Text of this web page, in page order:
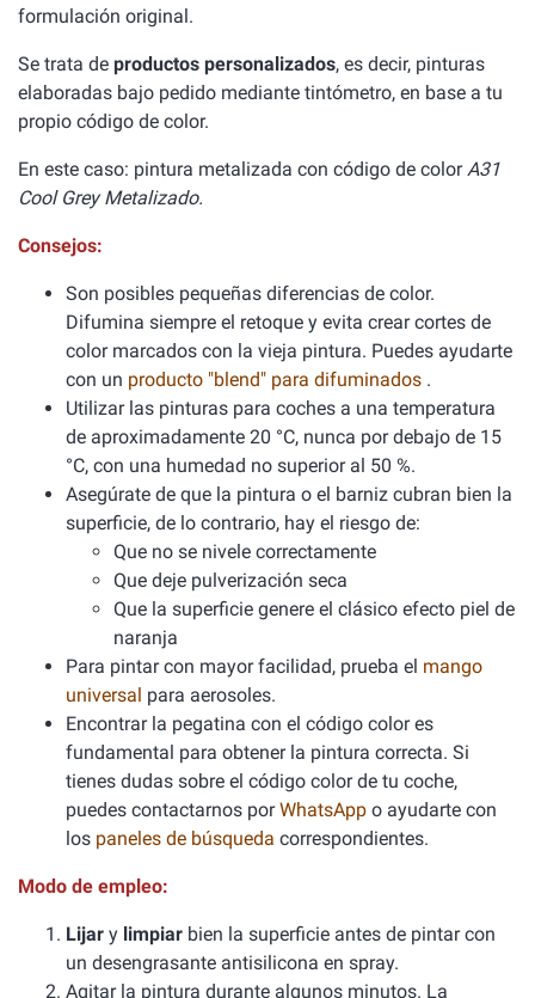
formulación original.
Se trata de productos personalizados, es decir, pinturas
elaboradas bajo pedido mediante tintómetro, en base a tu
propio código de color.
En este caso: pintura metalizada con código de colorA31
Cool Grey Metalizado.
Consejos:
Son posibles pequeñas diferencias de color.
Difumina siempre el retoque y evita crear cortes de
color marcados con la vieja pintura. Puedes ayudarte
con un producto "blend" para difuminados .
Utilizar las pinturas para coches a una temperatura
de aproximadamente 20 °C, nunca por debajo de 15
°C, con una humedad no superior al 50 %.
Asegúrate de que la pintura o el barniz cubran bien la
superficie, de lo contrario, hay el riesgo de:
Que no se nivele correctamente
Que deje pulverización seca
Que la superficie genere el clásico efecto piel de
naranja
Para pintar con mayor facilidad, prueba el mango
universal para aerosoles.
Encontrar la pegatina con el código color es
fundamental para obtener la pintura correcta. Si
tienes dudas sobre el código color de tu coche,
puedes contactarnos porWhatsApp o ayudarte con
los paneles de búsqueda correspondientes.
Modo de empleo:
Lijar y limpiar bien la superficie antes de pintar con
un desengrasante antisilicona en spray.
Agitar la pintura durante algunos minutos. La